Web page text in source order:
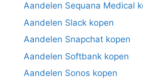
Aandelen Sequana Medical
Aandelen Slack kopen
Aandelen Snapchat kopen
Aandelen Softbank kopen
Aandelen Sonos kopen